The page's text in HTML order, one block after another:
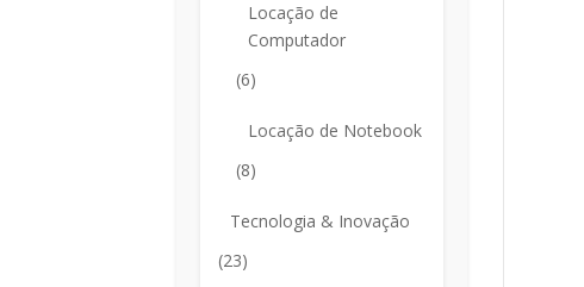
Locação de
Computador
(6)
Locação de Notebook
(8)
Tecnologia & Inovação
(23)